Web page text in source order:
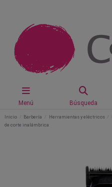
Menú Búsqueda
Inicio Barbería Herramientas y eléctricos
de corte inalámbrica